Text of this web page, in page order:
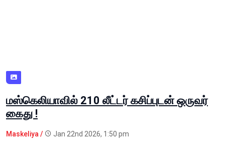
மஸ்கெலியாவில் 210 லீட்டர் கசிப்புடன் ஒருவர்
கைது !
Maskeliya / Jan 22nd 2026, 1:50 pm